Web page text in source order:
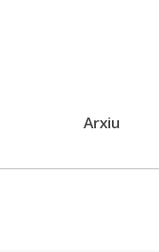
Arxiu